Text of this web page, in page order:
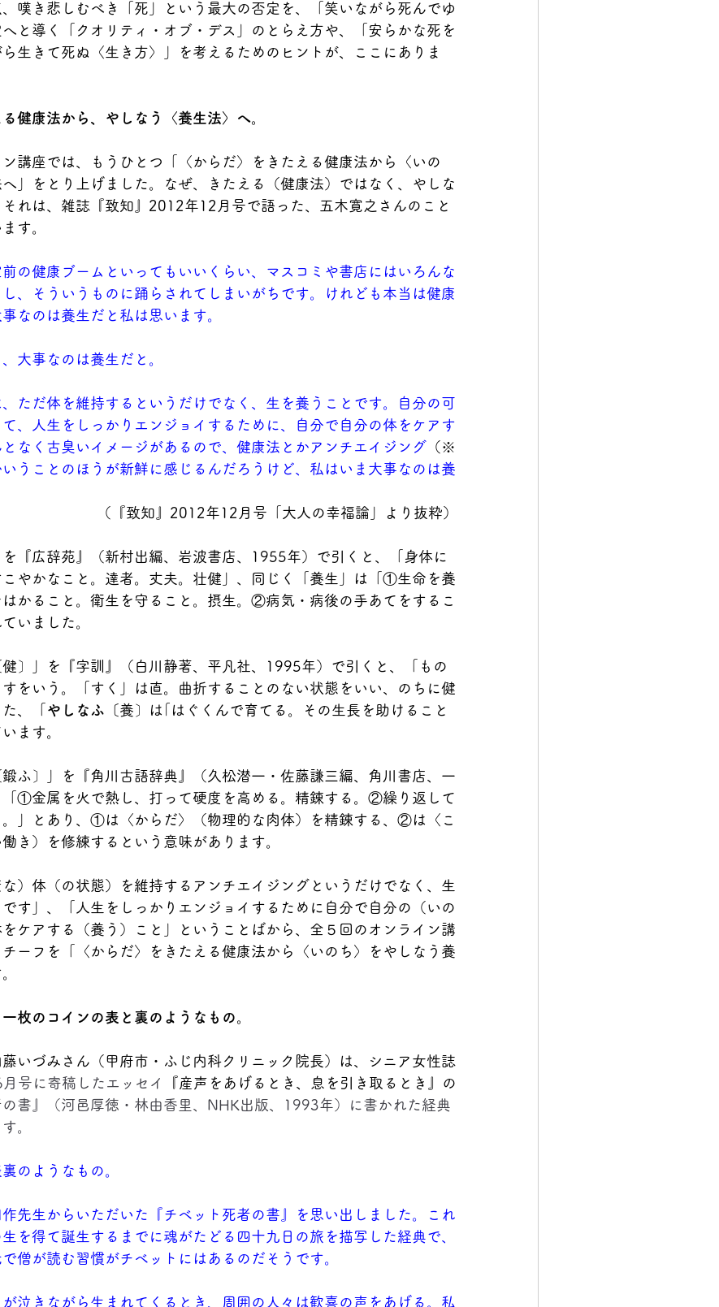
嘆き悲しむべき「死」という最大の否定を、「笑いながら死んでゆ
と導く「クオリティ・オブ・デス」のとらえ方や、「安らかな死を
生きて死ぬ〈生き方〉」を考えるためのヒントが、ここにありま
健康法から、やしなう〈養生法〉へ。
講座では、もうひとつ「〈からだ〉をきたえる健康法から〈いの
」をとり上げました。なぜ、きたえる（健康法）ではなく、やしな
れは、雑誌 『致知』2012年12月号で語った、 五木寛之さんの こと
す。
の健康ブームといってもいいくらい、マスコミや書店にはいろんな
、そういうものに踊らされてしまいがちです。けれども本当は健康
なのは養生だと私は思います。
大事なのは養生だと。
ただ体を維持するというだけでなく、生を養うことです。自分の可
、人生をしっかりエンジョイするために、自分で自分の体をケアす
なく古臭いイメージがあるので、健康法とかアンチエイジング （※
いうことのほうが新鮮に感じるんだろうけど、私はいま大事なのは養
（『致知』2012年12月号「大人の幸福論」より抜粋）
を『広辞苑』（新村出編、岩波書店、1955年）で引くと、「身体に
やかなこと。達者。丈夫。壮健」、同じく「養生」は「①生命を養
はかること。衛生を守ること。摂生。②病気・病後の手あてをするこ
いました。
健〕」を『字訓』（白川静著、平凡社、1995年）で引くと、「もの
をいう。「すく」は直。曲折することのない状態をいい、のちに健
、「 やしなふ 〔養〕は｢はぐくんで育てる。その生長を助けること
ます。
鍛ふ〕」を『角川古語辞典』（久松潜一・佐藤謙三編、角川書店、一
「①金属を火で熱し、打って硬度を高める。精錬する。②繰り返して
。」とあり、①は〈からだ〉（物理的な肉体）を精錬する、②は〈こ
き）を修練するという意味があります。
）体（の状態）を維持するアンチエイジングというだけでなく、生
です」、「人生をしっかりエンジョイするために自分で自分の（いの
ケアする（養う）こと」ということばから、全５回のオンライン講
ーフを「〈からだ〉をきたえる健康法から〈いのち〉をやしなう養
枚のコインの表と裏のようなもの。
いづみさん（甲府市・ふじ内科クリニック院長）は、シニア女性誌
月号に寄稿したエッセイ
『産声をあげるとき、息を引き取るとき』の
の書』（河邑厚徳・林由香里、NHK出版、1993年）に書かれた経典
。
のようなもの。
先生からいただいた『チベット死者の書』を思い出しました。これ
を得て誕生するまでに魂がたどる四十九日の旅を描写した経典で、
僧が読む習慣がチベットにはあるのだそうです。
泣きながら生まれてくるとき、周囲の人々は歓喜の声をあげる。私